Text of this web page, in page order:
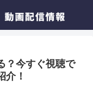
？今すぐ視聴で
介！